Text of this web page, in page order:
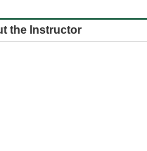
the Instructor